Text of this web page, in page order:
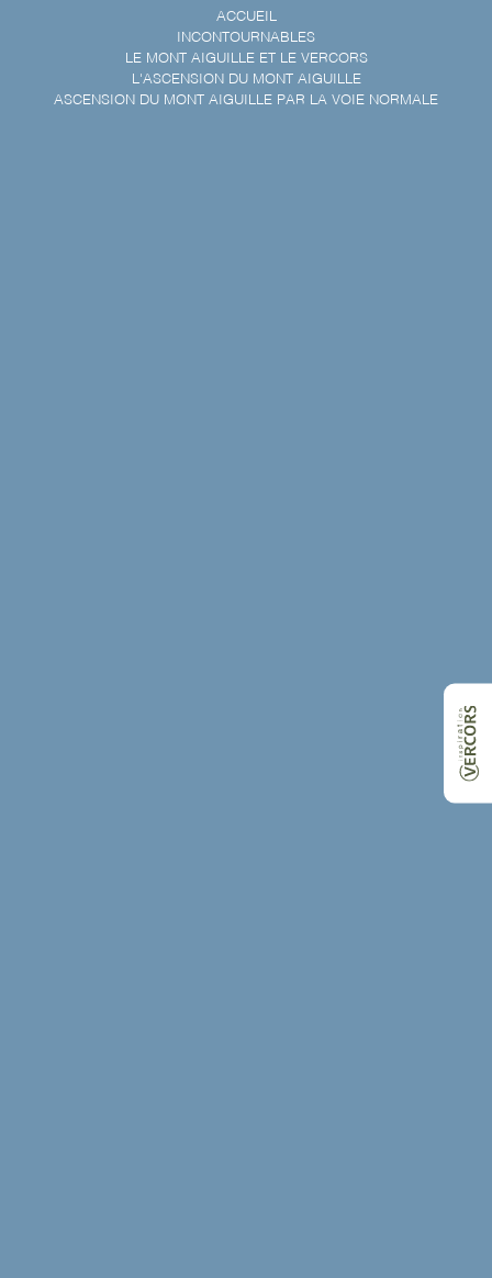
ACCUEIL
INCONTOURNABLES
LE MONT AIGUILLE ET LE VERCORS
L'ASCENSION DU MONT AIGUILLE
ASCENSION DU MONT AIGUILLE PAR LA VOIE NORMALE